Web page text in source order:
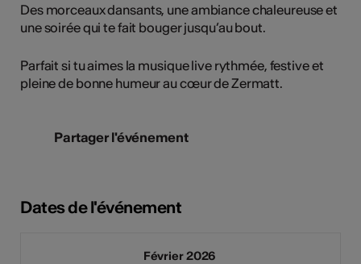
Des morceaux dansants, une ambiance chaleureuse et
une soirée qui te fait bouger jusqu’au bout.
Parfait si tu aimes la musique live rythmée, festive et
pleine de bonne humeur au cœur de Zermatt.
Partager l'événement
Dates de l'événement
Février 2026